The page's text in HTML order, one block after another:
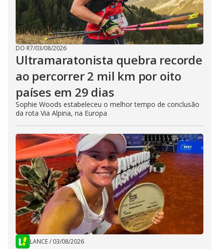
DO R7/03/08/2026
Ultramaratonista quebra recorde
ao percorrer 2 mil km por oito
países em 29 dias
Sophie Woods estabeleceu o melhor tempo de conclusão
da rota Via Alpina, na Europa
LANCE/ 03/08/2026